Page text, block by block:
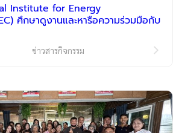
Institute for Energy
ศึกษาดูงานและหารือความร่วมมือกับ
ข่าวสารกิจกรรม